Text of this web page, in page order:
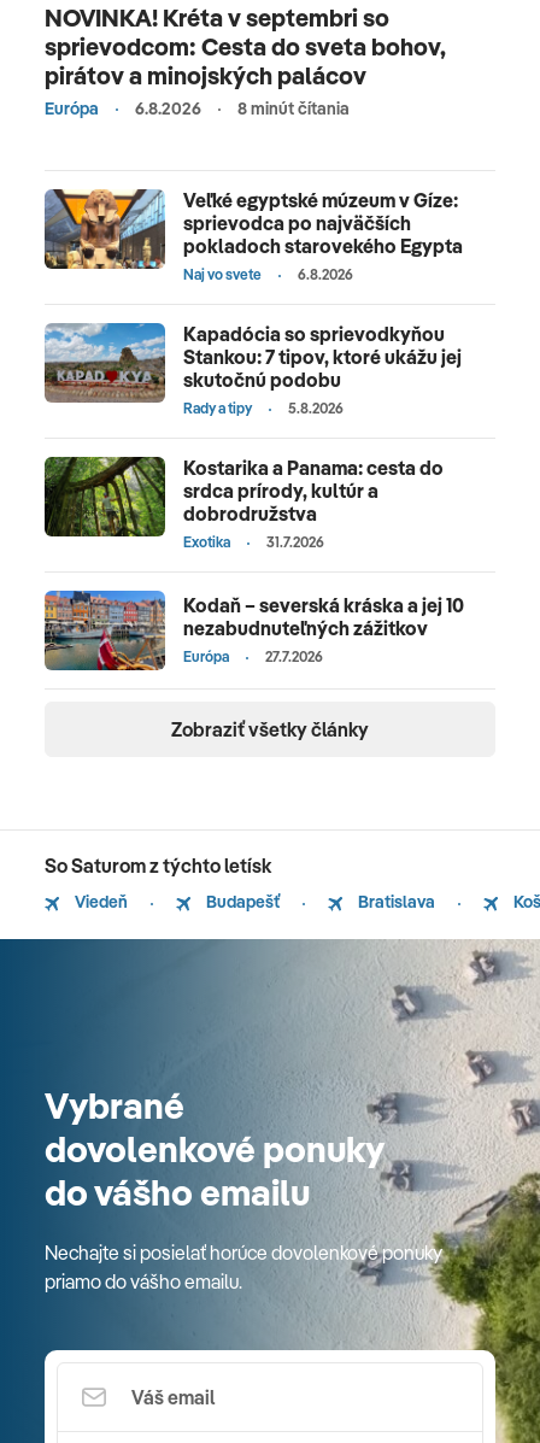
NOVINKA! Kréta v septembri so
sprievodcom: Cesta do sveta bohov,
pirátov a minojských palácov
Európa 6.8.2026 8 minút čítania
Veľké egyptské múzeum v Gíze:
sprievodca po najväčších
pokladoch starovekého Egypta
Naj vo svete 6.8.2026
Kapadócia so sprievodkyňou
Stankou: 7 tipov, ktoré ukážu jej
skutočnú podobu
Rady a tipy 5.8.2026
Kostarika a Panama: cesta do
srdca prírody, kultúr a
dobrodružstva
Exotika 31.7.2026
Kodaň – severská kráska a jej 10
nezabudnuteľných zážitkov
Európa 27.7.2026
Zobraziť všetky články
So Saturom z týchto letísk
Viedeň Budapešť Bratislava
Vybrané
dovolenkové ponuky
do vášho emailu
Nechajte si posielať horúce dovolenkové ponuky
priamo do vášho emailu.